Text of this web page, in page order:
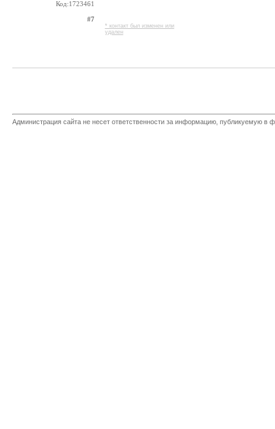
Код:1723461
#7
* контакт был изменен или
удален
Администрация сайта не несет ответственности за информацию, публикуемую